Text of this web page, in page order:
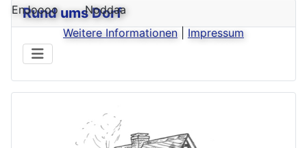
Rund ums Dorf
EnJoooo
Noddaa
Weitere Informationen
Impressum